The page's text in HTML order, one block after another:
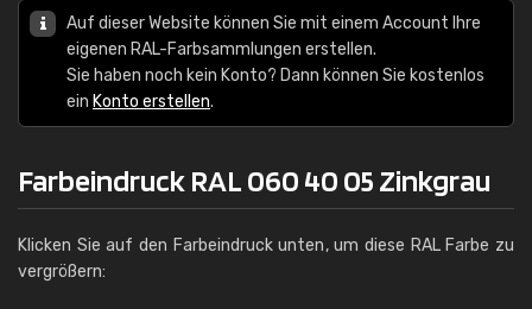
Auf dieser Website können Sie mit einem Account Ihre
eigenen RAL-Farbsammlungen erstellen.
Sie haben noch kein Konto? Dann können Sie kostenlos
ein Konto erstellen.
Farbeindruck RAL 060 40 05 Zinkgrau
Klicken Sie auf den Farbeindruck unten, um diese RAL Farbe zu
vergrößern: